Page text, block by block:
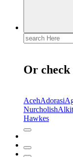
Search
for:
Or check
AcehAdorasi
Nurcholish
Hawkes